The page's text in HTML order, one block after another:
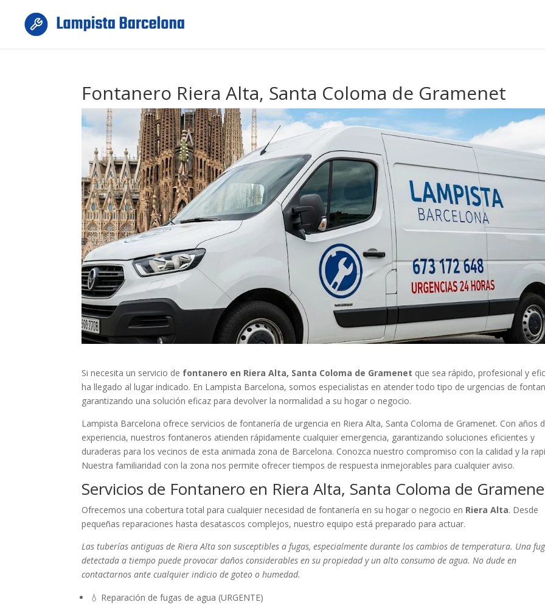
Fontanero Riera Alta, Santa Coloma de Gramenet
Si necesita un servicio de fontanero en Riera Alta, Santa Coloma de Gramenet que sea rápido, profesional y
ha llegado al lugar indicado. En Lampista Barcelona, somos especialistas en atender todo tipo de urgencias de
garantizando una solución eficaz para devolver la normalidad a su hogar o negocio.
Lampista Barcelona ofrece servicios de fontanería de urgencia en Riera Alta, Santa Coloma de Gramenet. Con años
experiencia, nuestros fontaneros atienden rápidamente cualquier emergencia, garantizando soluciones eficientes y
duraderas para los vecinos de esta animada zona de Barcelona. Conozca nuestro compromiso con la calidad y la
Nuestra familiaridad con la zona nos permite ofrecer tiempos de respuesta inmejorables para cualquier aviso.
Servicios de Fontanero en Riera Alta, Santa Coloma de
Ofrecemos una cobertura total para cualquier necesidad de fontanería en su hogar o negocio en Riera Alta. Desde
pequeñas reparaciones hasta desatascos complejos, nuestro equipo está preparado para actuar.
Las tuberías antiguas de Riera Alta son susceptibles a fugas, especialmente durante los cambios de temperatura. Una
detectada a tiempo puede provocar daños considerables en su propiedad y un alto consumo de agua. No dude en
contactarnos ante cualquier indicio de goteo o humedad.
💧 Reparación de fugas de agua (URGENTE)